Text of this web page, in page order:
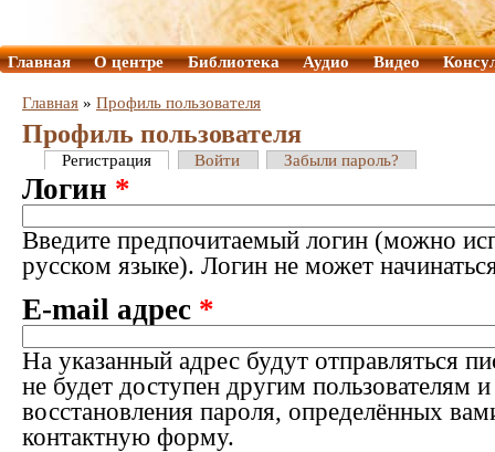
Главная О центре Библиотека Аудио Видео
Главная » Профиль пользователя
Профиль пользователя
Регистрация Войти Забыли пароль?
Логин *
Введите предпочитаемый логин (можно
русском языке). Логин не может
E-mail адрес *
На указанный адрес будут отправляться
не будет доступен другим пользователям
восстановления пароля, определённых
контактную форму.